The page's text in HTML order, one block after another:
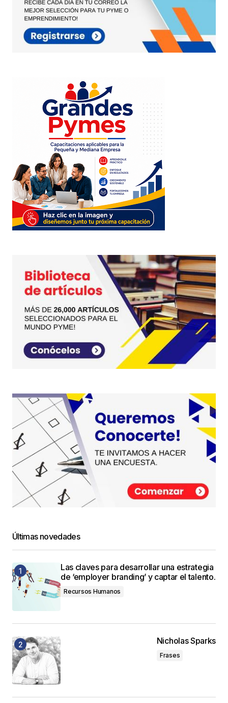
Últimas novedades
Las claves para desarrollar una estrategia
de ‘employer branding’ y captar el talento.
Recursos Humanos
Nicholas Sparks
Frases